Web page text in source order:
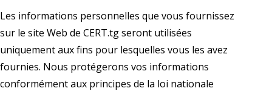
Les informations personnelles que vous fournissez
sur le site Web de CERT.tg seront utilisées
uniquement aux fins pour lesquelles vous les avez
fournies. Nous protégerons vos informations
conformément aux principes de la loi nationale